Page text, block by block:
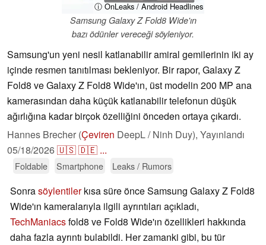
ⓘ OnLeaks / Android Headlines
Samsung Galaxy Z Fold8 Wide'ın
bazı ödünler vereceği söyleniyor.
Samsung'un yeni nesil katlanabilir amiral gemilerinin iki ay
içinde resmen tanıtılması bekleniyor. Bir rapor, Galaxy Z
Fold8 ve Galaxy Z Fold8 Wide'ın, üst modelin 200 MP ana
kamerasından daha küçük katlanabilir telefonun düşük
ağırlığına kadar birçok özelliğini önceden ortaya çıkardı.
Hannes Brecher (Çeviren DeepL / Ninh Duy), Yayınlandı
05/18/2026🇺🇸🇩🇪 ...
Foldable Smartphone Leaks / Rumors
Sonrasöylentilerkısa süre önce Samsung Galaxy Z Fold8
Wide'ın kameralarıyla ilgili ayrıntıları açıkladı,
TechManiacsfold8 ve Fold8 Wide'ın özellikleri hakkında
daha fazla ayrıntı bulabildi. Her zamanki gibi, bu tür